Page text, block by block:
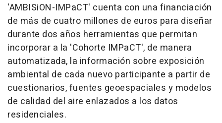
'AMBISiON-IMPaCT' cuenta con una financiación
de más de cuatro millones de euros para diseñar
durante dos años herramientas que permitan
incorporar a la 'Cohorte IMPaCT', de manera
automatizada, la información sobre exposición
ambiental de cada nuevo participante a partir de
cuestionarios, fuentes geoespaciales y modelos
de calidad del aire enlazados a los datos
residenciales.